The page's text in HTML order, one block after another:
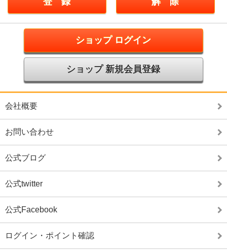
ショップ ログイン
ショップ 新規会員登録
会社概要
お問い合わせ
公式ブログ
公式twitter
公式Facebook
ログイン・ポイント確認